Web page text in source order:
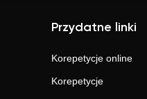
Przydatne linki
Korepetycje online
Korepetycje